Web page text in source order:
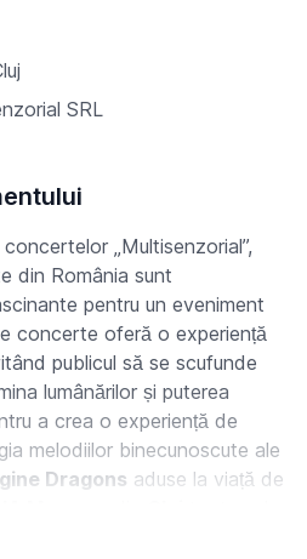
SRL
„Multisenzorial”,
din România sunt
pentru un eveniment
concerte oferă o experiență
publicul să se scufunde
lumânărilor și puterea
a crea o experiență de
melodiilor binecunoscute ale
Dragons aduse la viață de